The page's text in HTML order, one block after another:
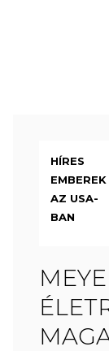
HÍRES
EMBEREK
AZ USA-
BAN